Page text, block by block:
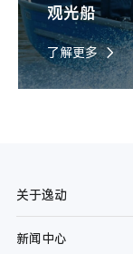
观光船
了解更多
关于逸动
新闻中心